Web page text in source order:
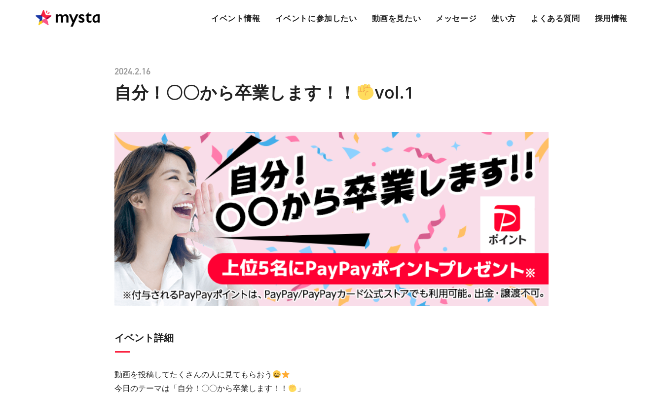
イベント情報 イベントに参加したい 動画を見たい メッセージ 使い方 よくある質問 採用情報
2024.2.16
自分！〇〇から卒業します！！ vol.1
イベント詳細
動画を投稿してたくさんの人に見てもらおう
今日のテーマは「自分！〇〇から卒業します！！
」